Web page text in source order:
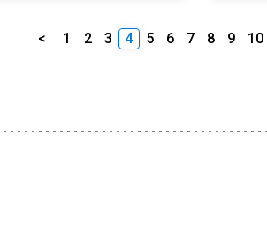
< 1 2 3 4 5 6 7 8 9 10